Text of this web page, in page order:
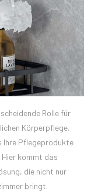
Rolle für
Körperpflege.
Ihre Pflegeprodukte
kommt das
die nicht nur
bringt.